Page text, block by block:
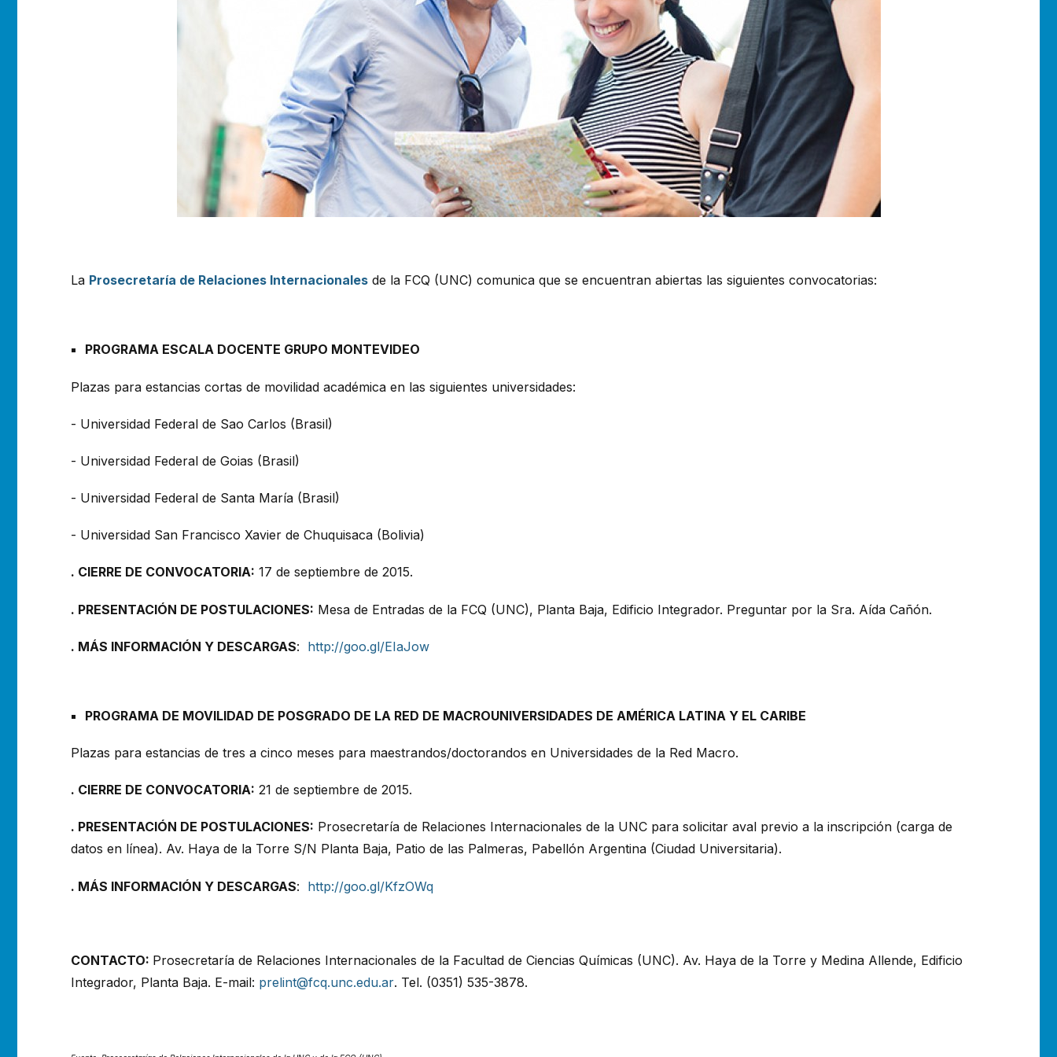
La Prosecretaría de Relaciones Internacionales de la FCQ (UNC) comunica que se encuentran abiertas las siguientes convocatorias:
PROGRAMA ESCALA DOCENTE GRUPO MONTEVIDEO
Plazas para estancias cortas de movilidad académica en las siguientes universidades:
- Universidad Federal de Sao Carlos (Brasil)
- Universidad Federal de Goias (Brasil)
- Universidad Federal de Santa María (Brasil)
- Universidad San Francisco Xavier de Chuquisaca (Bolivia)
. CIERRE DE CONVOCATORIA: 17 de septiembre de 2015.
. PRESENTACIÓN DE POSTULACIONES: Mesa de Entradas de la FCQ (UNC), Planta Baja, Edificio Integrador. Preguntar por la Sra. Aída Cañón.
. MÁS INFORMACIÓN Y DESCARGAS: http://goo.gl/EIaJow
PROGRAMA DE MOVILIDAD DE POSGRADO DE LA RED DE MACROUNIVERSIDADES DE AMÉRICA LATINA Y EL CARIBE
Plazas para estancias de tres a cinco meses para maestrandos/doctorandos en Universidades de la Red Macro.
. CIERRE DE CONVOCATORIA: 21 de septiembre de 2015.
. PRESENTACIÓN DE POSTULACIONES: Prosecretaría de Relaciones Internacionales de la UNC para solicitar aval previo a la inscripción (carga de
datos en línea). Av. Haya de la Torre S/N Planta Baja, Patio de las Palmeras, Pabellón Argentina (Ciudad Universitaria).
. MÁS INFORMACIÓN Y DESCARGAS: http://goo.gl/KfzOWq
CONTACTO: Prosecretaría de Relaciones Internacionales de la Facultad de Ciencias Químicas (UNC). Av. Haya de la Torre y Medina Allende, Edificio
Integrador, Planta Baja. E-mail: prelint@fcq.unc.edu.ar. Tel. (0351) 535-3878.